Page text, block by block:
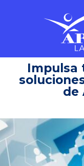
Impulsa
de